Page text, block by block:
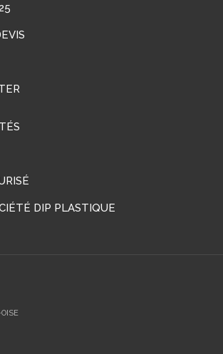
DIP PLASTIQUE